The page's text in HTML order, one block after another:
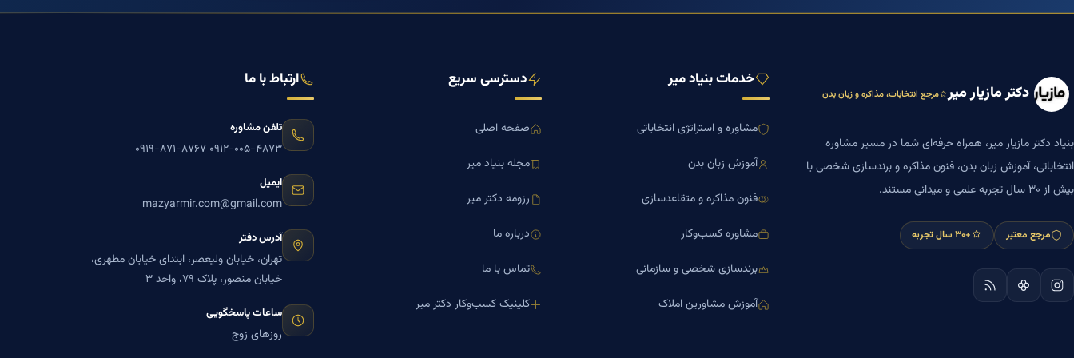
دکتر مازیار میر مرجع انتخابات، مذاکره و زبان بدن
بنیاد دکتر مازیار میر، همراه حرفه‌ای شما در مسیر مشاوره
انتخاباتی، آموزش زبان بدن، فنون مذاکره و برندسازی شخصی با
بیش از ۳۰ سال تجربه علمی و میدانی مستند.
مرجع معتبر +۳۰ سال تجربه
خدمات بنیاد میر
مشاوره و استراتژی انتخاباتی
آموزش زبان بدن
فنون مذاکره و متقاعدسازی
مشاوره کسب‌وکار
برندسازی شخصی و سازمانی
آموزش مشاورین املاک
دسترسی سریع
صفحه اصلی
مجله بنیاد میر
رزومه دکتر میر
درباره ما
تماس با ما
کلینیک کسب‌وکار دکتر میر
ارتباط با ما
تلفن مشاوره
۰۹۱۲-۰۰۵-۴۸۷۳ ۰۹۱۹-۸۷۱-۸۷۶۷
ایمیل
mazyarmir.com@gmail.com
آدرس دفتر
تهران، خیابان ولیعصر، ابتدای خیابان مطهری،
خیابان منصور، پلاک ۷۹، واحد ۳
ساعات پاسخگویی
روزهای زوج